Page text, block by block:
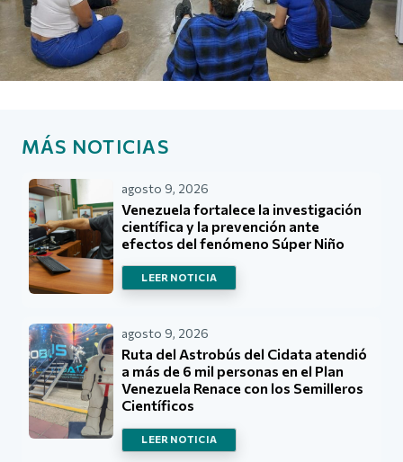
MÁS NOTICIAS
agosto 9, 2026
Venezuela fortalece la investigación
científica y la prevención ante
efectos del fenómeno Súper Niño
LEER NOTICIA
agosto 9, 2026
Ruta del Astrobús del Cidata atendió
a más de 6 mil personas en el Plan
Venezuela Renace con los Semilleros
Científicos
LEER NOTICIA